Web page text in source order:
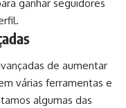
ganhar seguidores
de aumentar
várias ferramentas e
algumas das